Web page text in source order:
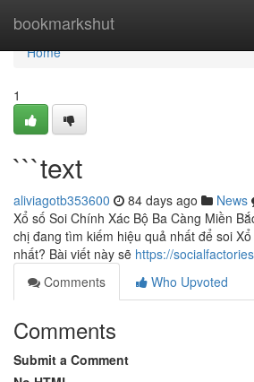
bookmarkshut
Home
Home
1
```text
aliviagotb353600 84 days ago News
Xổ số Soi Chính Xác Bộ Ba Càng Miền
chị đang tìm kiếm hiệu quả nhất để soi
nhất? Bài viết này sẽ https://
Comments
Who Upvoted
Comments
Submit a Comment